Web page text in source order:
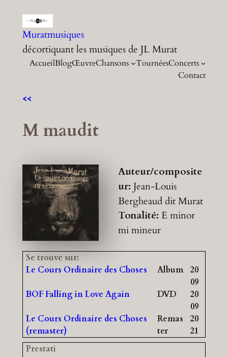
contenu
Muratmusiques
décortiquant les musiques de JL Murat
AccueilBlogŒuvreChansons TournéesConcerts
Contact
<<
M maudit
Auteur/composite
ur:Jean-Louis
Bergheaud dit Murat
Tonalité:E minor
mi mineur
Se trouve sur:
Le Cours Ordinaire des Choses
Album
20
09
BOF Falling in Love Again
DVD
20
09
Le Cours Ordinaire des Choses
(remaster)
Remas
ter
20
21
Prestati